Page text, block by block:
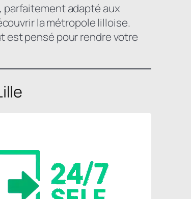
, parfaitement adapté aux
la métropole lilloise.
est pensé pour rendre votre